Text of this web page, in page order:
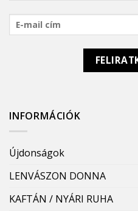
INFORMÁCIÓK
Újdonságok
LENVÁSZON DONNA
KAFTÁN / NYÁRI RUHA